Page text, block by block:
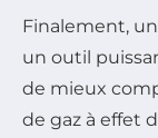
Finalement,
un outil
de mieux
de gaz à effet